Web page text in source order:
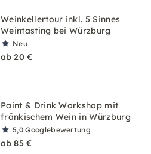
Weinkellertour inkl. 5 Sinnes
Weintasting bei Würzburg
Neu
ab 20 €
Paint & Drink Workshop mit
fränkischem Wein in Würzburg
5,0Googlebewertung
ab 85 €